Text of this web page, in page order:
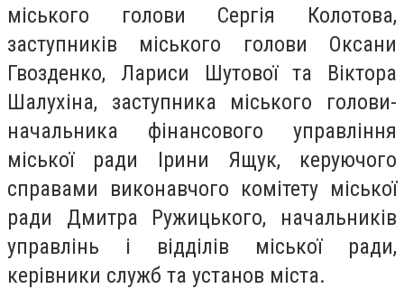
міського голови Сергія Колотова,
заступників міського голови Оксани
Гвозденко, Лариси Шутової та Віктора
Шалухіна, заступника міського голови-
начальника фінансового управління
міської ради Ірини Ящук, керуючого
справами виконавчого комітету міської
ради Дмитра Ружицького, начальників
управлінь і відділів міської ради,
керівники служб та установ міста.